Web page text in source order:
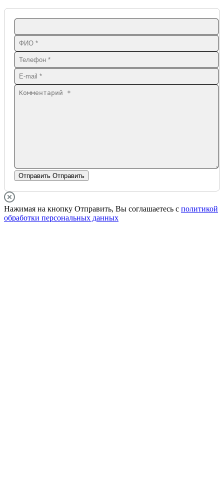
Отправить Отправить
Нажимая на кнопку Отправить, Вы соглашаетесь с политикой
обработки персональных данных